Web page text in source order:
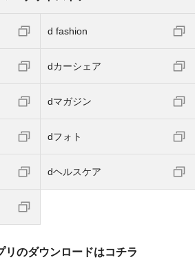
d fashion
dカーシェア
dマガジン
dフォト
dヘルスケア
リのダウンロードはコチラ